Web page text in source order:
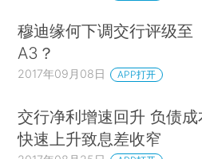
穆迪缘何下调交行评级至
A3？
2017年09月08日 APP打开
交行净利增速回升 负债成
快速上升致息差收窄